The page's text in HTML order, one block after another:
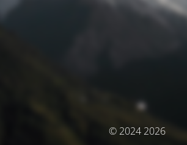
© 2024 2026